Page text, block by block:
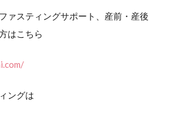
ァスティングサポート、産前・産後
はこちら
ングは